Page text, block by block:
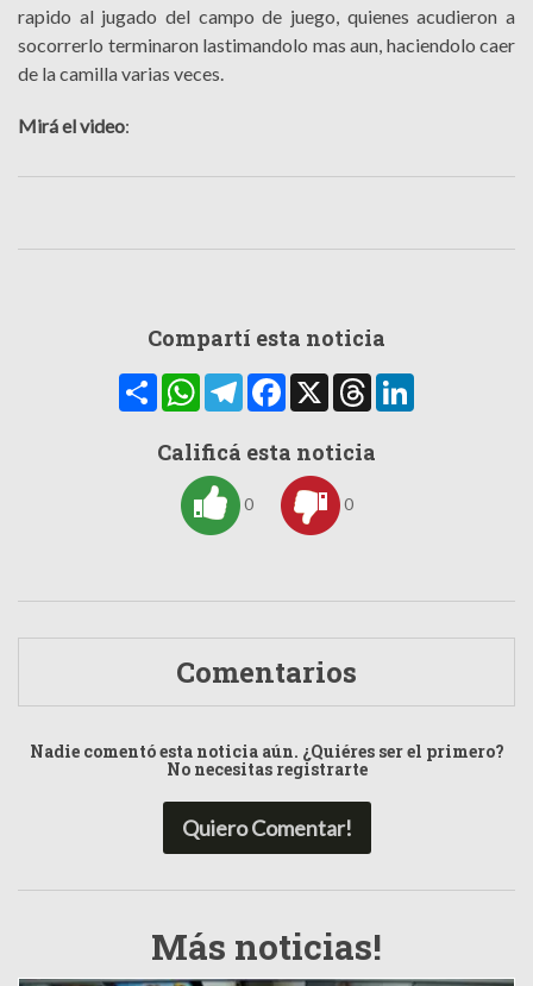
rapido al jugado del campo de juego, quienes acudieron a
socorrerlo terminaron lastimandolo mas aun, haciendolo caer
de la camilla varias veces.
Mirá el video:
Compartí esta noticia
CompartirWhatsAppTelegramFacebook
X Threads
Calificá esta noticia
0 0
Comentarios
Nadie comentó esta noticia aún. ¿Quiéres ser el primero?
No necesitas registrarte
Quiero Comentar!
Más noticias!